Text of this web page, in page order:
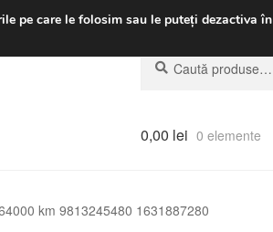
- 4 p.m.031 229 6816
Caută
după:
Caută
0,00 lei 0 elemente
km 9813245480 1631887280
pe care le folosim sau le puteți dezactiva în